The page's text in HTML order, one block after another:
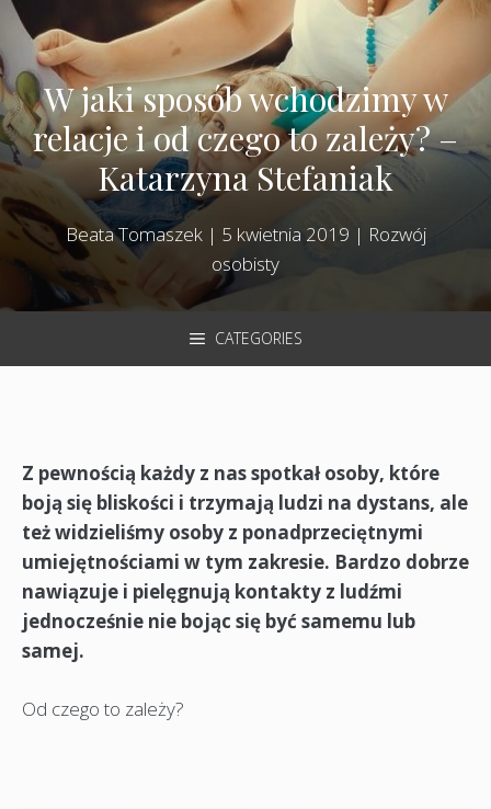
W jaki sposób wchodzimy w
relacje i od czego to zależy? –
Katarzyna Stefaniak
Beata Tomaszek| 5 kwietnia 2019 | Rozwój
osobisty
CATEGORIES
Z pewnością każdy z nas spotkał osoby, które
boją się bliskości i trzymają ludzi na dystans, ale
też widzieliśmy osoby z ponadprzeciętnymi
umiejętnościami w tym zakresie. Bardzo dobrze
nawiązuje i pielęgnują kontakty z ludźmi
jednocześnie nie bojąc się być samemu lub
samej.
Od czego to zależy?